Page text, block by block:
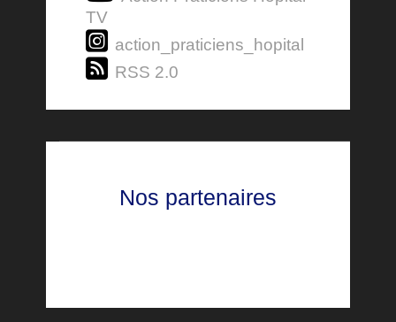
TV
action_praticiens_hopital
RSS 2.0
Nos partenaires